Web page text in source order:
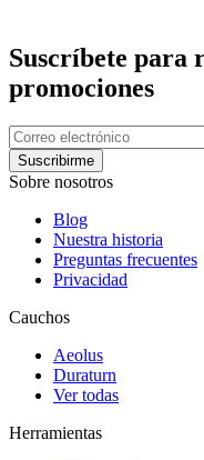
Suscríbete para
promociones
Suscribirme
Sobre nosotros
Blog
Nuestra historia
Preguntas frecuentes
Privacidad
Cauchos
Aeolus
Duraturn
Ver todas
Herramientas